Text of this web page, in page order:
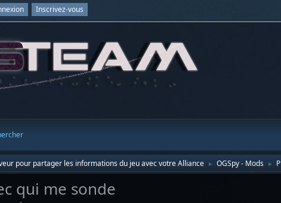
Inscrivez-vous
pour partager les informations du jeu avec votre Alliance ► OGSpy - Mods ►
qui me sonde